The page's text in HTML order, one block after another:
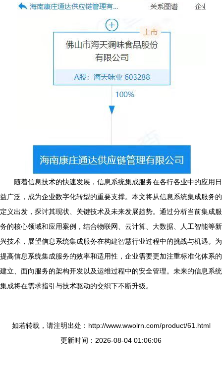
随着信息技术的快速发展，信息系统集成服务在各行各业中的应用日
益广泛，成为企业数字化转型的重要支撑。本文将从信息系统集成服务的
定义出发，探讨其现状、关键技术及未来发展趋势。通过分析当前集成服
务的核心领域和应用案例，结合物联网、云计算、大数据、人工智能等新
兴技术，展望信息系统集成服务在构建智慧行业过程中的挑战与机遇。为
提高信息系统集成服务的效率和适用性，企业需要更加注重标准化体系的
建立、面向服务的架构开发以及运维过程中的安全管理。未来的信息系统
集成将在需求指引与技术驱动的交织下不断升级。
如若转载，请注明出处：http://www.wwolrn.com/product/61.html
更新时间：2026-08-04 01:06:06